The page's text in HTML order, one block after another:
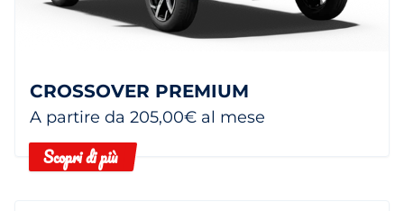
CROSSOVER PREMIUM
A partire da 205,00€ al mese
Scopri di più